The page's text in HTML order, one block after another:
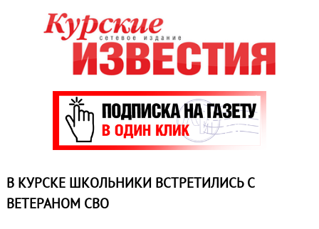
В КУРСКЕ ШКОЛЬНИКИ ВСТРЕТИЛИСЬ С
ВЕТЕРАНОМ СВО